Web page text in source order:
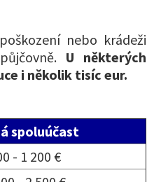
nebo krádeži
U některých
i několik tisíc eur.
spoluúčast
- 1 200 €